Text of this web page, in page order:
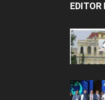
EDITOR